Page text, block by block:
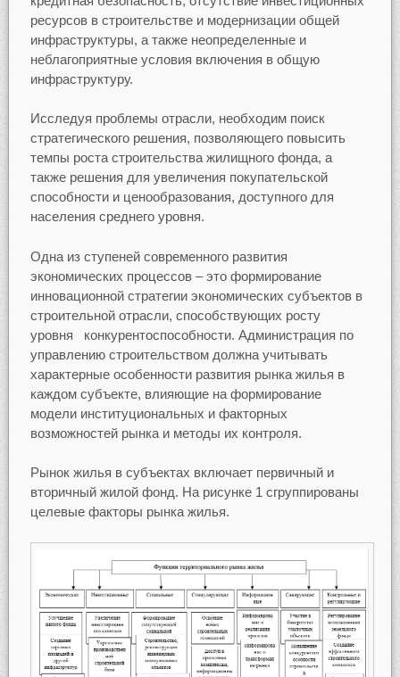
ресурсов в строительстве и модернизации общей
инфраструктуры, а также неопределенные и
неблагоприятные условия включения в общую
инфраструктуру.
Исследуя проблемы отрасли, необходим поиск
стратегического решения, позволяющего повысить
темпы роста строительства жилищного фонда, а
также решения для увеличения покупательской
способности и ценообразования, доступного для
населения среднего уровня.
Одна из ступеней современного развития
экономических процессов – это формирование
инновационной стратегии экономических субъектов в
строительной отрасли, способствующих росту
уровня конкурентоспособности. Администрация по
управлению строительством должна учитывать
характерные особенности развития рынка жилья в
каждом субъекте, влияющие на формирование
модели институциональных и факторных
возможностей рынка и методы их контроля.
Рынок жилья в субъектах включает первичный и
вторичный жилой фонд. На рисунке 1 сгруппированы
целевые факторы рынка жилья.